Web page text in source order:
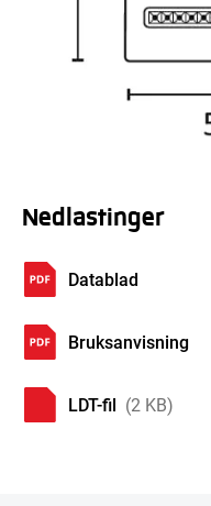
Nedlastinger
Datablad
Bruksanvisning
LDT-fil (2 KB)